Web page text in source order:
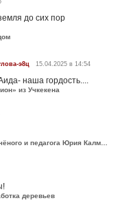
до сих пор
э8ц 15.04.2025 в 14:54
наша гордость....
из Учкекена
В Черкесске чествовали выдающегося юриста, учёного и педагога Юрия Калмыкова
деревьев